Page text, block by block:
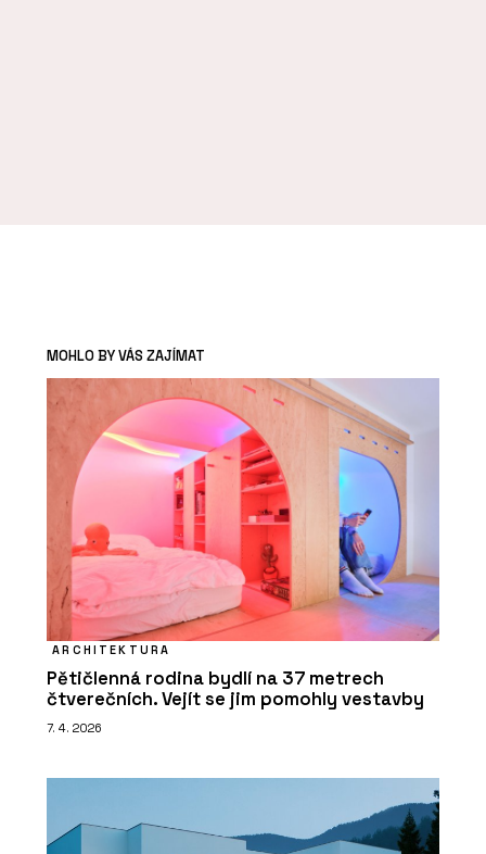
MOHLO BY VÁS ZAJÍMAT
ARCHITEKTURA
Pětičlenná rodina bydlí na 37 metrech
čtverečních. Vejít se jim pomohly vestavby
7. 4. 2026